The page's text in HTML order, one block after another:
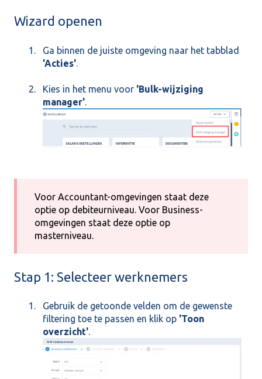
Wizard openen
Ga binnen de juiste omgeving naar het tabblad
'Acties'.
Kies in het menu voor 'Bulk-wijziging
manager'.
Voor Accountant-omgevingen staat deze
optie op debiteurniveau. Voor Business-
omgevingen staat deze optie op
masterniveau.
Stap 1: Selecteer werknemers
Gebruik de getoonde velden om de gewenste
filtering toe te passen en klik op 'Toon
overzicht'.